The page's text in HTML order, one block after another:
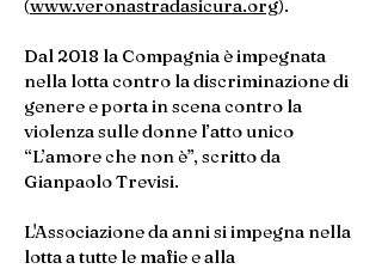
(www.veronastradasicura.org).
Dal 2018 la Compagnia è impegnata
nella lotta contro la discriminazione di
genere e porta in scena contro la
violenza sulle donne l’atto unico
“L’amore che non è”, scritto da
Gianpaolo Trevisi.
L'Associazione da anni si impegna nella
lotta a tutte le mafie e alla